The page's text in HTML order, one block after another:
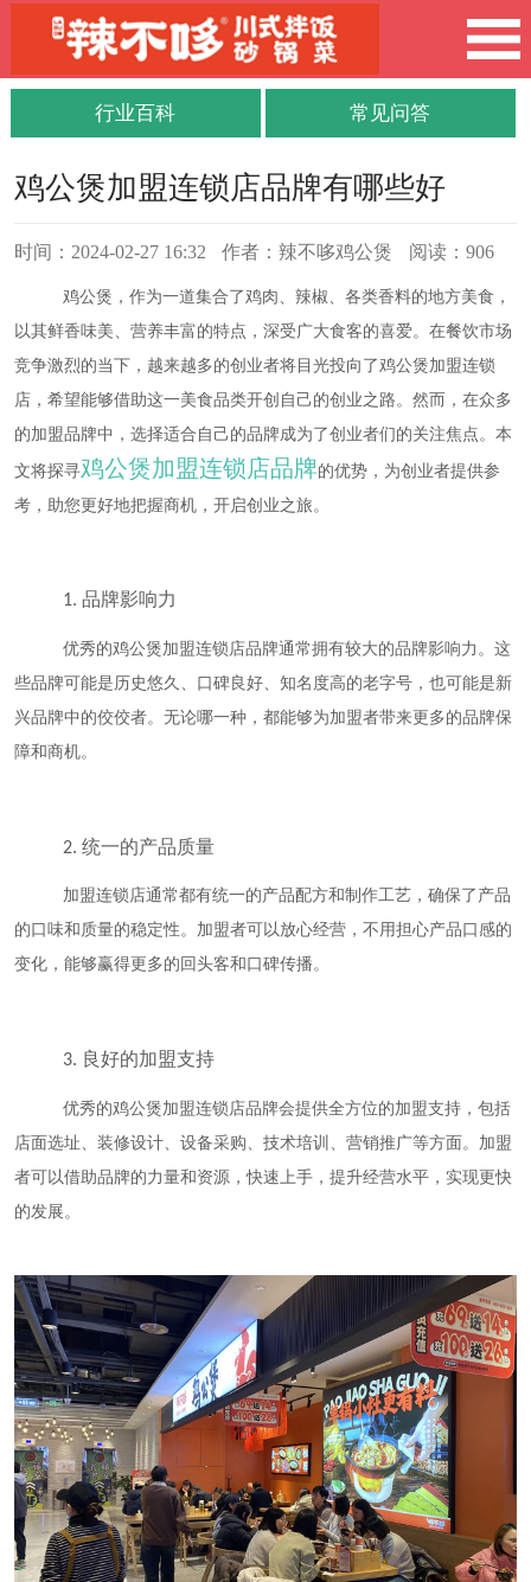
行业百科 常见问答
鸡公煲加盟连锁店品牌有哪些好
时间：2024-02-27 16:32 作者：辣不哆鸡公煲 阅读：906
鸡公煲，作为一道集合了鸡肉、辣椒、各类香料的地方美食，
以其鲜香味美、营养丰富的特点，深受广大食客的喜爱。在餐饮市场
竞争激烈的当下，越来越多的创业者将目光投向了鸡公煲加盟连锁
店，希望能够借助这一美食品类开创自己的创业之路。然而，在众多
的加盟品牌中，选择适合自己的品牌成为了创业者们的关注焦点。本
文将探寻鸡公煲加盟连锁店品牌的优势，为创业者提供参
考，助您更好地把握商机，开启创业之旅。
1. 品牌影响力
优秀的鸡公煲加盟连锁店品牌通常拥有较大的品牌影响力。这
些品牌可能是历史悠久、口碑良好、知名度高的老字号，也可能是新
兴品牌中的佼佼者。无论哪一种，都能够为加盟者带来更多的品牌保
障和商机。
2. 统一的产品质量
加盟连锁店通常都有统一的产品配方和制作工艺，确保了产品
的口味和质量的稳定性。加盟者可以放心经营，不用担心产品口感的
变化，能够赢得更多的回头客和口碑传播。
3. 良好的加盟支持
优秀的鸡公煲加盟连锁店品牌会提供全方位的加盟支持，包括
店面选址、装修设计、设备采购、技术培训、营销推广等方面。加盟
者可以借助品牌的力量和资源，快速上手，提升经营水平，实现更快
的发展。